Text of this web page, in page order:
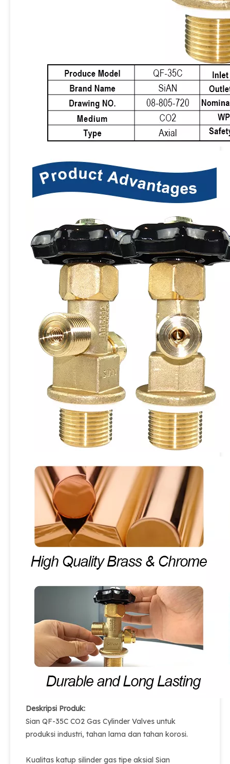
Deskripsi Produk:
Sian QF-35C CO2 Gas Cylinder Valves untuk
produksi industri, tahan lama dan tahan korosi.
Kualitas katup silinder gas tipe aksial Sian